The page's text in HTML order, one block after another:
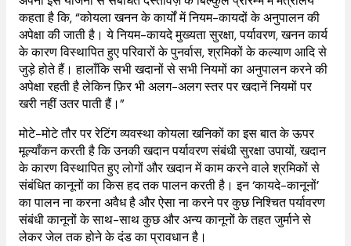
कहता है कि, “कोयला खनन के कार्यों में नियम-कायदों के अनुपालन की
अपेक्षा की जाती है। ये नियम-कायदे मुख्यता सुरक्षा, पर्यावरण, खनन कार्य
के कारण विस्थापित हुए परिवारों के पुनर्वास, श्रमिकों के कल्याण आदि से
जुड़े होते हैं। हालाँकि सभी खदानों से सभी नियमों का अनुपालन करने की
अपेक्षा रहती है लेकिन फ़िर भी अलग-अलग स्तर पर खदानें नियमों पर
खरी नहीं उतर पाती हैं।”
मोटे-मोटे तौर पर रेटिंग व्यवस्था कोयला खनिकों का इस बात के ऊपर
मूल्याँकन करती है कि उनकी खदान पर्यावरण संबंधी सुरक्षा उपायों, खदान
के कारण विस्थापित हुए लोगों और खदान में काम करने वाले श्रमिकों से
संबंधित कानूनों का किस हद तक पालन करती है। इन ‘कायदे-कानूनों’
का पालन ना करना अवैध है और ऐसा ना करने पर कुछ निश्चित पर्यावरण
संबंधी कानूनों के साथ-साथ कुछ और अन्य कानूनों के तहत जुर्माने से
लेकर जेल तक होने के दंड का प्रावधान है।